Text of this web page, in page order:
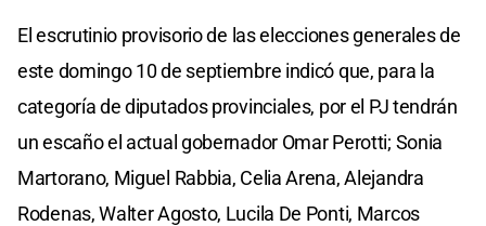
El escrutinio provisorio de las elecciones generales de
este domingo 10 de septiembre indicó que, para la
categoría de diputados provinciales, por el PJ tendrán
un escaño el actual gobernador Omar Perotti; Sonia
Martorano, Miguel Rabbia, Celia Arena, Alejandra
Rodenas, Walter Agosto, Lucila De Ponti, Marcos